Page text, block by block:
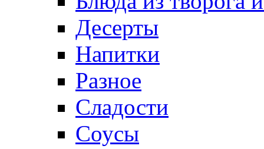
Десерты
Напитки
Разное
Сладости
Соусы